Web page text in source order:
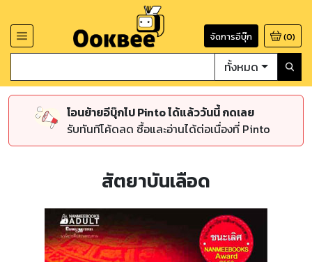
จัดการอีบุ๊ก (0)
ทั้งหมด
โอนย้ายอีบุ๊กไป Pinto ได้แล้ววันนี้ กดเลย
รับทันทีโค้ดลด ซื้อและอ่านได้ต่อเนื่องที่ Pinto
สัตยาบันเลือด